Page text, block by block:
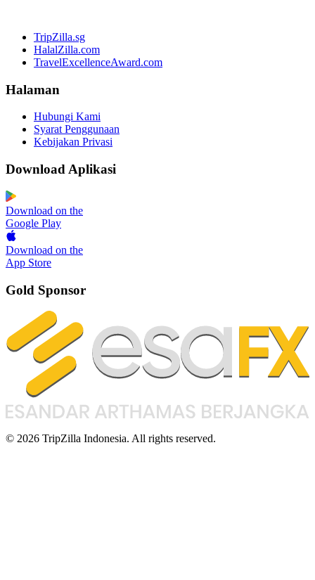
TripZilla.sg
HalalZilla.com
TravelExcellenceAward.com
Halaman
Hubungi Kami
Syarat Penggunaan
Kebijakan Privasi
Download Aplikasi
Download on the
Google Play
Download on the
App Store
Gold Sponsor
© 2026 TripZilla Indonesia. All rights reserved.